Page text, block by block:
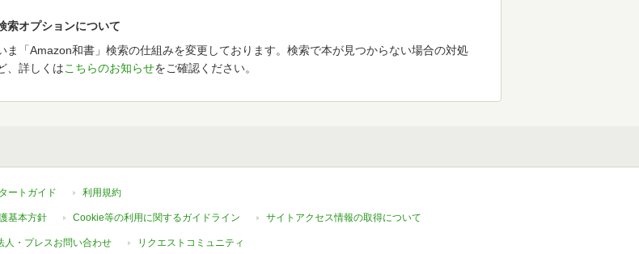
索オプションについて
ま「Amazon和書」検索の仕組みを変更しております。検索で本が見つからない場合の対処
、詳しくはこちらのお知らせをご確認ください。
ートガイド 利用規約
基本方針 Cookie等の利用に関するガイドライン サイトアクセス情報の取得について
人・プレスお問い合わせ リクエストコミュニティ